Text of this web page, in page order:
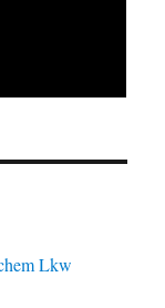
Lkw